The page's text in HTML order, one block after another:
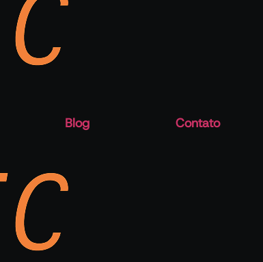
Blog Contato